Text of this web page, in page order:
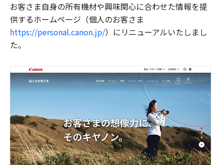
お客さま自身の所有機材や興味関心に合わせた情報を提
供するホームページ（個人のお客さま
https://personal.canon.jp/）にリニューアルいたしまし
た。